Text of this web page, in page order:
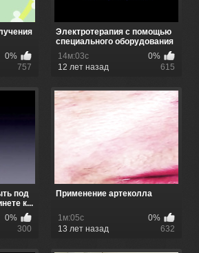
0%
757
Электротерапия с помощью
специального оборудования
14м:03с
0%
12 лет назад
615
под
к...
0%
300
Применение артеколла
1м:05с
0%
13 лет назад
632